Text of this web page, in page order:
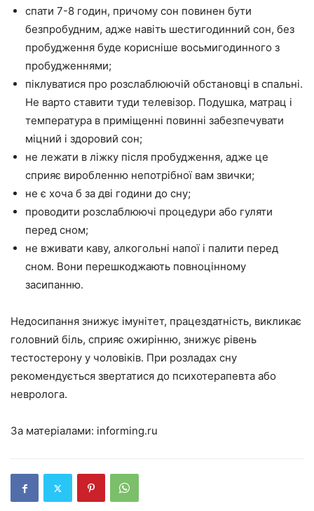
спати 7-8 годин, причому сон повинен бути
безпробудним, адже навіть шестигодинний сон, без
пробудження буде корисніше восьмигодинного з
пробудженнями;
піклуватися про розслаблюючій обстановці в спальні.
Не варто ставити туди телевізор. Подушка, матрац і
температура в приміщенні повинні забезпечувати
міцний і здоровий сон;
не лежати в ліжку після пробудження, адже це
сприяє виробленню непотрібної вам звички;
не є хоча б за дві години до сну;
проводити розслаблюючі процедури або гуляти
перед сном;
не вживати каву, алкогольні напої і палити перед
сном. Вони перешкоджають повноцінному
засипанню.
Недосипання знижує імунітет, працездатність, викликає
головний біль, сприяє ожирінню, знижує рівень
тестостерону у чоловіків. При розладах сну
рекомендується звертатися до психотерапевта або
невролога.
За матеріалами: informing.ru